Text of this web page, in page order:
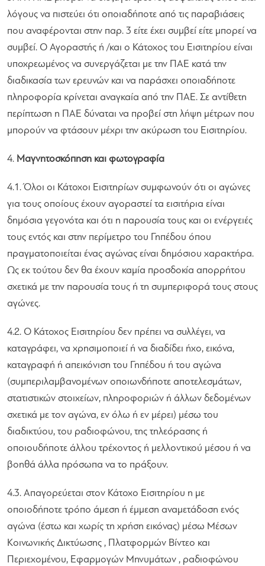
λόγους να πιστεύει ότι οποιαδήποτε από τις παραβιάσεις
που αναφέρονται στην παρ. 3 είτε έχει συμβεί είτε μπορεί να
συμβεί. Ο Αγοραστής ή /και ο Κάτοχος του Εισιτηρίου είναι
υποχρεωμένος να συνεργάζεται με την ΠΑΕ κατά την
διαδικασία των ερευνών και να παράσχει οποιαδήποτε
πληροφορία κρίνεται αναγκαία από την ΠΑΕ. Σε αντίθετη
περίπτωση η ΠΑΕ δύναται να προβεί στη λήψη μέτρων που
μπορούν να φτάσουν μέχρι την ακύρωση του Εισιτηρίου.
4. Μαγνητοσκόπηση και φωτογραφία
4.1. Όλοι οι Κάτοχοι Εισιτηρίων συμφωνούν ότι οι αγώνες
για τους οποίους έχουν αγοραστεί τα εισιτήρια είναι
δημόσια γεγονότα και ότι η παρουσία τους και οι ενέργειές
τους εντός και στην περίμετρο του Γηπέδου όπου
πραγματοποιείται ένας αγώνας είναι δημόσιου χαρακτήρα.
Ως εκ τούτου δεν θα έχουν καμία προσδοκία απορρήτου
σχετικά με την παρουσία τους ή τη συμπεριφορά τους στους
αγώνες.
4.2. Ο Κάτοχος Εισιτηρίου δεν πρέπει να συλλέγει, να
καταγράφει, να χρησιμοποιεί ή να διαδίδει ήχο, εικόνα,
καταγραφή ή απεικόνιση του Γηπέδου ή του αγώνα
(συμπεριλαμβανομένων οποιωνδήποτε αποτελεσμάτων,
στατιστικών στοιχείων, πληροφοριών ή άλλων δεδομένων
σχετικά με τον αγώνα, εν όλω ή εν μέρει) μέσω του
διαδικτύου, του ραδιοφώνου, της τηλεόρασης ή
οποιουδήποτε άλλου τρέχοντος ή μελλοντικού μέσου ή να
βοηθά άλλα πρόσωπα να το πράξουν.
4.3. Απαγορεύεται στον Κάτοχο Εισιτηρίου η με
οποιοδήποτε τρόπο άμεση ή έμμεση αναμετάδοση ενός
αγώνα (έστω και χωρίς τη χρήση εικόνας) μέσω Μέσων
Κοινωνικής Δικτύωσης , Πλατφορμών Βίντεο και
Περιεχομένου, Εφαρμογών Μηνυμάτων , ραδιοφώνου